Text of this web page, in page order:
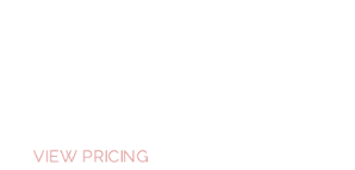
VIEW PRICING